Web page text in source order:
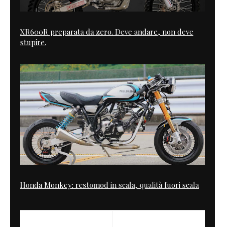
XR600R preparata da zero. Deve andare, non deve
stupire.
Honda Monkey: restomod in scala, qualità fuori scala